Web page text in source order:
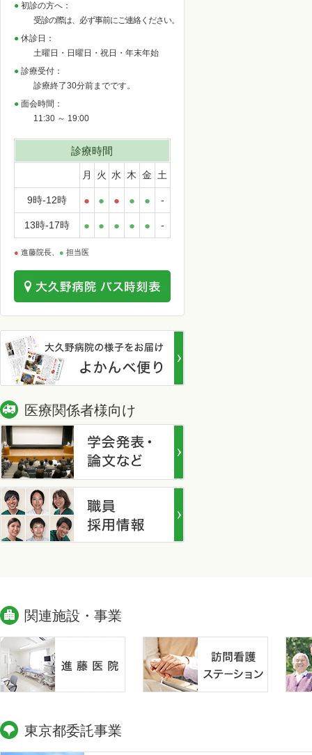
初診の方へ：
受診の際は、必ず事前にご連絡ください。
休診日：
土曜日・日曜日・祝日・年末年始
診療受付：
診療終了30分前までです。
面会時間：
11:30 ～ 19:00
診療時間
月 火 水 木 金 土
9時-12時 ● ● ● ● ● -
13時-17時 ● ● ● ● ● -
● 進藤院長、 ● 担当医
医療関係者様向け
関連施設・事業
東京都委託事業